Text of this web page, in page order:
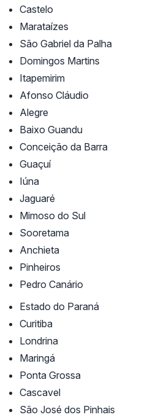
Castelo
Marataízes
São Gabriel da Palha
Domingos Martins
Itapemirim
Afonso Cláudio
Alegre
Baixo Guandu
Conceição da Barra
Guaçuí
Iúna
Jaguaré
Mimoso do Sul
Sooretama
Anchieta
Pinheiros
Pedro Canário
Estado do Paraná
Curitiba
Londrina
Maringá
Ponta Grossa
Cascavel
São José dos Pinhais